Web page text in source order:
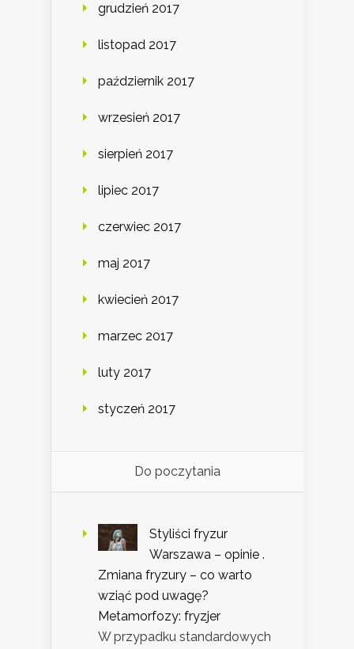
grudzień 2017
listopad 2017
październik 2017
wrzesień 2017
sierpień 2017
lipiec 2017
czerwiec 2017
maj 2017
kwiecień 2017
marzec 2017
luty 2017
styczeń 2017
Do poczytania
Styliści fryzur
Warszawa – opinie .
Zmiana fryzury – co warto
wziąć pod uwagę?
Metamorfozy: fryzjer
W przypadku standardowych